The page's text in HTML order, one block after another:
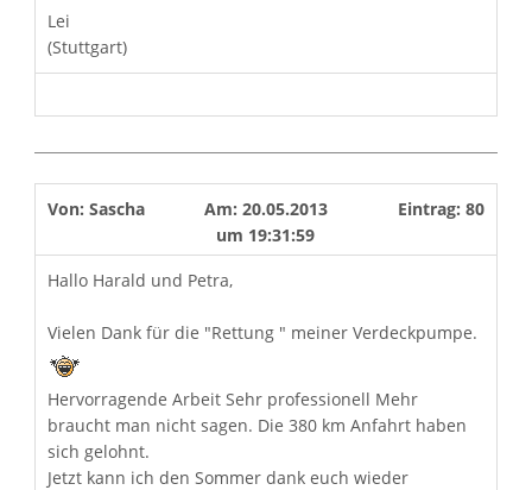
Lei
(Stuttgart)
Von: Sascha Am: 20.05.2013
um 19:31:59
Eintrag: 80
Hallo Harald und Petra,
Vielen Dank für die "Rettung " meiner Verdeckpumpe.
Hervorragende Arbeit Sehr professionell Mehr
braucht man nicht sagen. Die 380 km Anfahrt haben
sich gelohnt.
Jetzt kann ich den Sommer dank euch wieder